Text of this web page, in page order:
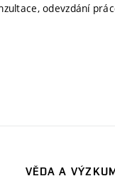
odevzdání
VĚDA A